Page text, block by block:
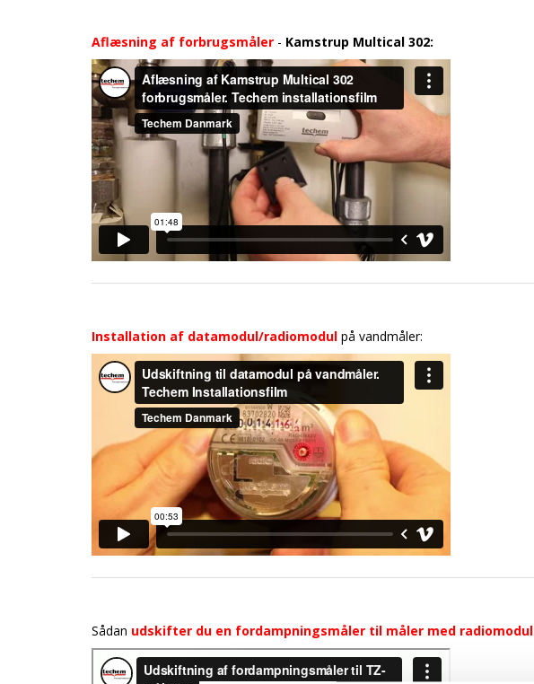
Aflæsning af forbrugsmåler - Kamstrup Multical 302:
Installation af datamodul/radiomodul på vandmåler:
Sådan udskifter du en fordampningsmåler til måler med radiomodul